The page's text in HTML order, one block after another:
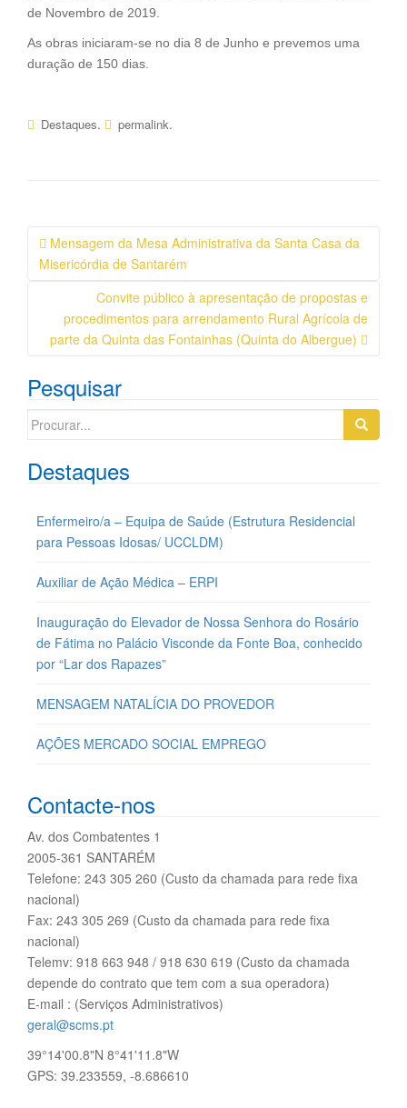
de Novembro de 2019.
As obras iniciaram-se no dia 8 de Junho e prevemos uma
duração de 150 dias.
Destaques. permalink.
Navegação
da
Postagem
Mensagem da Mesa Administrativa da Santa Casa da
Misericórdia de Santarém
Convite público à apresentação de propostas e
procedimentos para arrendamento Rural Agrícola de
parte da Quinta das Fontainhas (Quinta do Albergue)
Pesquisar
Search
Destaques
Enfermeiro/a – Equipa de Saúde (Estrutura Residencial
para Pessoas Idosas/ UCCLDM)
Auxiliar de Ação Médica – ERPI
Inauguração do Elevador de Nossa Senhora do Rosário
de Fátima no Palácio Visconde da Fonte Boa, conhecido
por “Lar dos Rapazes”
MENSAGEM NATALÍCIA DO PROVEDOR
AÇÕES MERCADO SOCIAL EMPREGO
Contacte-nos
Av. dos Combatentes 1
2005-361 SANTARÉM
Telefone: 243 305 260 (Custo da chamada para rede fixa
nacional)
Fax: 243 305 269 (Custo da chamada para rede fixa
nacional)
Telemv: 918 663 948 / 918 630 619 (Custo da chamada
depende do contrato que tem com a sua operadora)
E-mail : (Serviços Administrativos)
geral@scms.pt
39°14'00.8"N 8°41'11.8"W
GPS: 39.233559, -8.686610